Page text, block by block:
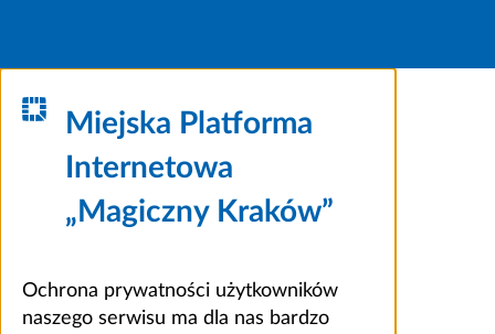
Miejska Platforma
Internetowa
„Magiczny Kraków”
Ochrona prywatności użytkowników
naszego serwisu ma dla nas bardzo